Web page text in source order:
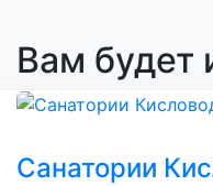
Вам будет
Санатории